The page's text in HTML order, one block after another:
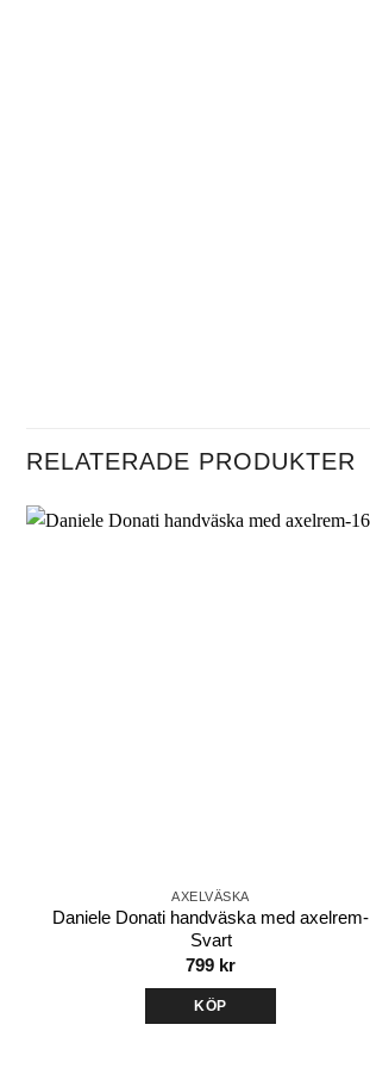
RELATERADE PRODUKTER
AXELVÄSKA
Daniele Donati handväska med axelrem-
Svart
799 kr
KÖP